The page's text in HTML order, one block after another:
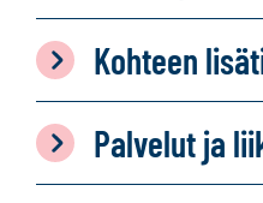
Kohteen
Palvelut ja